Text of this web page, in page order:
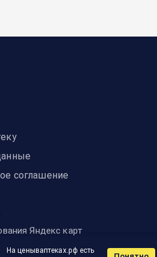
соглашение
Яндекс карт
На ценываптеках.рф есть